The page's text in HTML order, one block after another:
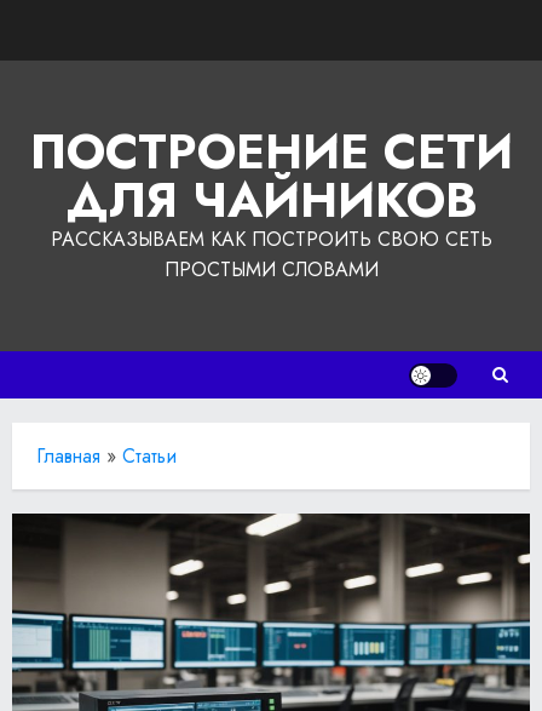
ПОСТРОЕНИЕ СЕТИ
ДЛЯ ЧАЙНИКОВ
РАССКАЗЫВАЕМ КАК ПОСТРОИТЬ СВОЮ СЕТЬ
ПРОСТЫМИ СЛОВАМИ
Главная » Статьи